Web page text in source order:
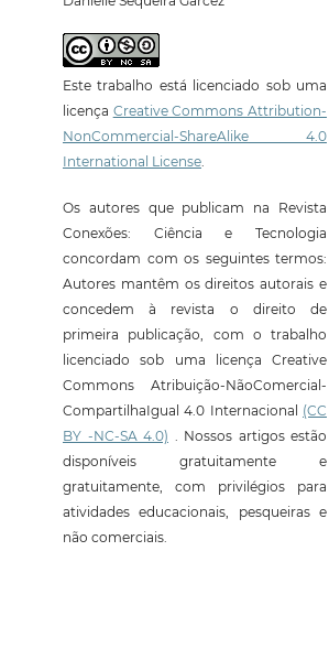
Este trabalho está licenciado sob uma
licença Creative Commons Attribution-
NonCommercial-ShareAlike 4.0
International License.
Os autores que publicam na Revista
Conexões: Ciência e Tecnologia
concordam com os seguintes termos:
Autores mantêm os direitos autorais e
concedem à revista o direito de
primeira publicação, com o trabalho
licenciado sob uma licença Creative
Commons Atribuição-NãoComercial-
CompartilhaIgual 4.0 Internacional (CC
BY -NC-SA 4.0) . Nossos artigos estão
disponíveis gratuitamente e
gratuitamente, com privilégios para
atividades educacionais, pesqueiras e
não comerciais.